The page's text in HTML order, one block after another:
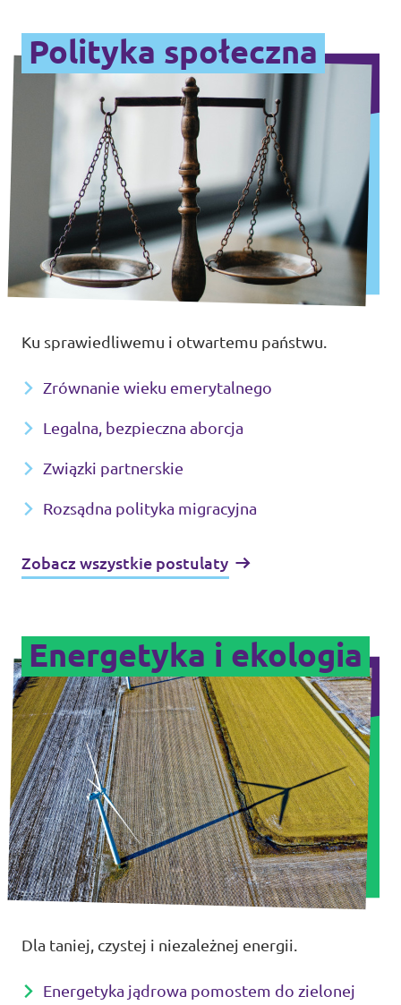
Polityka społeczna
Ku sprawiedliwemu i otwartemu państwu.
Zrównanie wieku emerytalnego
Legalna, bezpieczna aborcja
Związki partnerskie
Rozsądna polityka migracyjna
Zobacz wszystkie postulaty
Energetyka i ekologia
Dla taniej, czystej i niezależnej energii.
Energetyka jądrowa pomostem do zielonej